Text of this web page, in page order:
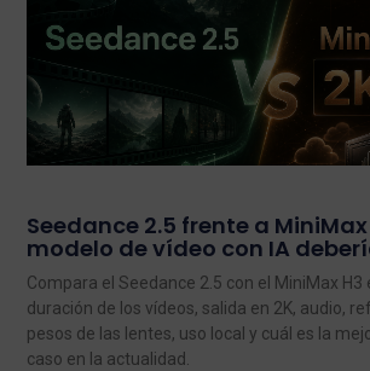
Seedance 2.5 frente a MiniMax
modelo de vídeo con IA
Compara el Seedance 2.5 con el MiniMax H3
duración de los vídeos, salida en 2K, audio,
pesos de las lentes, uso local y cuál es la
caso en la actualidad.